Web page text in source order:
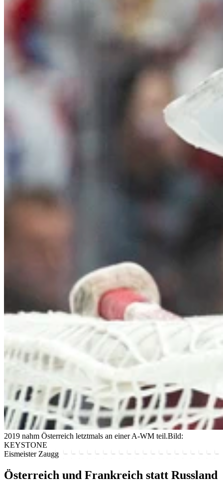
2019 nahm Österreich letztmals an einer A-WM teil.Bild:
KEYSTONE
Eismeister Zaugg
Österreich und Frankreich statt Russland